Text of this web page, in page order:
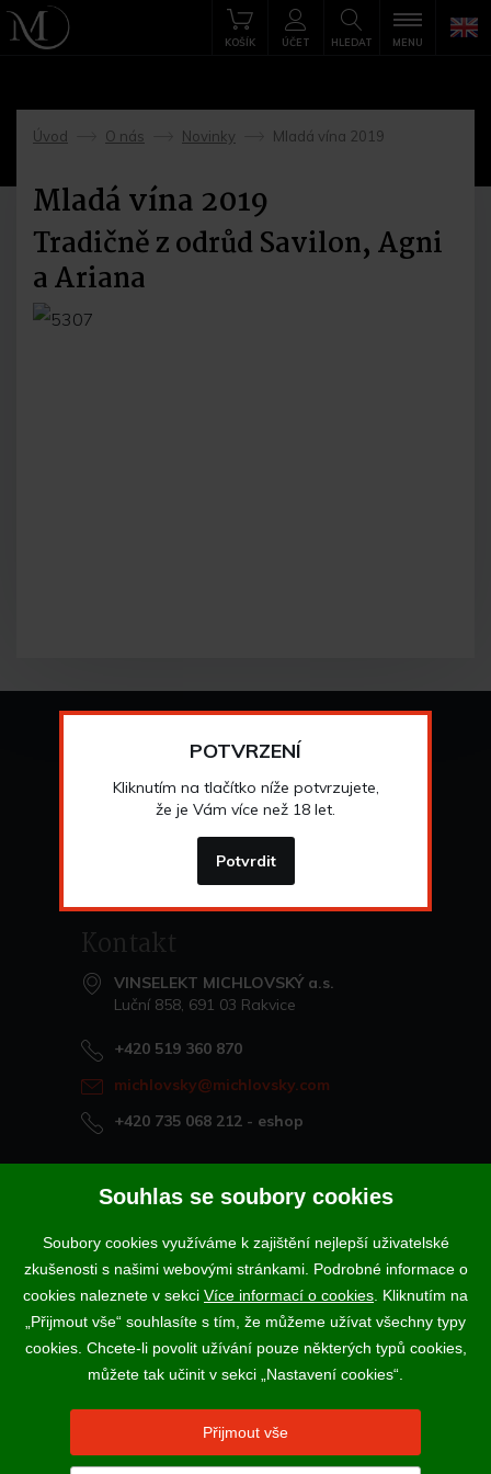
HLEDAT
KOŠÍK ÚČET MENU
Úvod
->
O nás
->
Novinky
->
Mladá vína 2019
Mladá vína 2019
Tradičně z odrůd Savilon, Agni
a Ariana
Vše o nákupu
Všeobecné obchodní podmínky
>
Možnosti osobníhoodběru
>
>
smlouvy
>
Kontakt
VINSELEKT MICHLOVSKÝ a.s.
Luční 858, 691 03 Rakvice
+420 519 360 870
michlovsky@michlovsky.com
+420 735 068 212 - eshop
Naše vína offline
Vinotéka Rakvice
>
Vinotéky a degustační centra
>
Podle zákona o evidenci tržeb je prodávající povinen vystavit
kupujícímu účtenku. Zároveň je povinen zaevidovat přijatou tržbu u
správce daně online; v případě technického výpadku pak nejpozději do
Vína a sekty prodáváme výhradně osobám starším 18-ti let.
POTVRZENÍ
Kliknutím na tlačítko níže potvrzujete,
že je Vám více než 18 let.
Potvrdit
Souhlas se soubory cookies
Soubory cookies využíváme k zajištění nejlepší uživatelské
zkušenosti s našimi webovými stránkami. Podrobné informace o
cookies naleznete v sekci Více informací o cookies . Kliknutím na
„Přijmout vše“ souhlasíte s tím, že můžeme užívat všechny typy
cookies. Chcete-li povolit užívání pouze některých typů cookies,
můžete tak učinit v sekci „Nastavení cookies“.
Přijmout vše